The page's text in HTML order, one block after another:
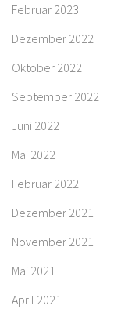
Februar 2023
Dezember 2022
Oktober 2022
September 2022
Juni 2022
Mai 2022
Februar 2022
Dezember 2021
November 2021
Mai 2021
April 2021